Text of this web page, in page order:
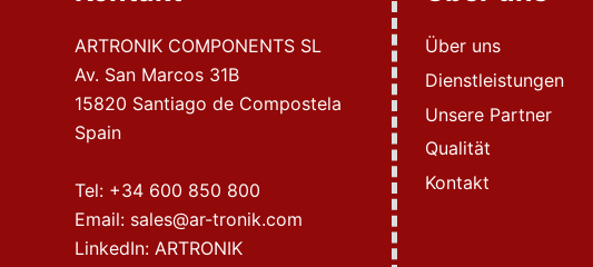
ARTRONIK COMPONENTS SL
Av. San Marcos 31B
15820 Santiago de Compostela
Spain
Tel: +34 600 850 800
Email: sales@ar-tronik.com
LinkedIn:ARTRONIK
Über uns
Dienstleistungen
Unsere Partner
Qualität
Kontakt